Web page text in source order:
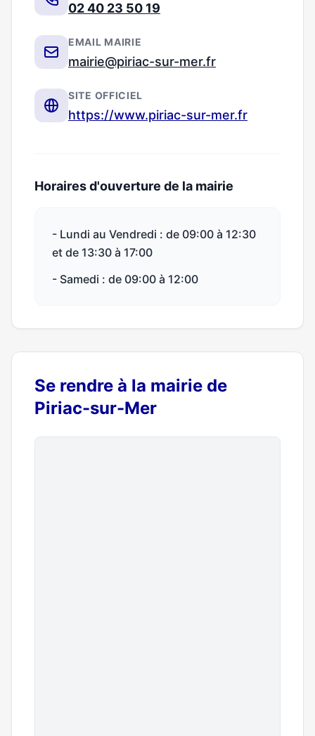
02 40 23 50 19
EMAIL MAIRIE
mairie@piriac-sur-mer.fr
SITE OFFICIEL
https://www.piriac-sur-mer.fr
Horaires d'ouverture de la mairie
- Lundi au Vendredi : de 09:00 à 12:30
et de 13:30 à 17:00
- Samedi : de 09:00 à 12:00
Se rendre à la mairie de
Piriac-sur-Mer